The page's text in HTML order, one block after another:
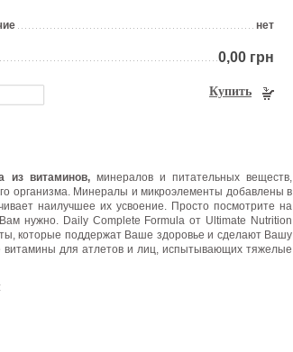
нет
0,00 грн
Купить
из витаминов,минералов и питательных веществ,
организма. Минералы и микроэлементы добавлены в
наилучшее их усвоение. Просто посмотрите на
нужно. Daily Complete Formula от Ultimate Nutrition
которые поддержат Ваше здоровье и сделают Вашу
витамины для атлетов и лиц, испытывающих тяжелые